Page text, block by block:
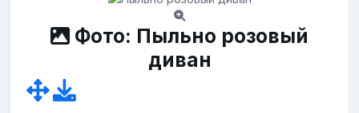
Фото: Пыльно розовый
диван